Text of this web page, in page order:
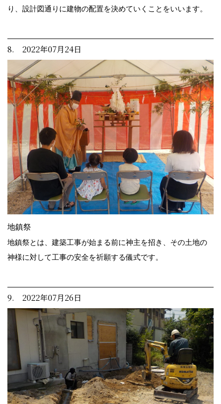
り、設計図通りに建物の配置を決めていくことをいいます。
8. 2022年07月24日
地鎮祭
地鎮祭とは、建築工事が始まる前に神主を招き、その土地の
神様に対して工事の安全を祈願する儀式です。
9. 2022年07月26日